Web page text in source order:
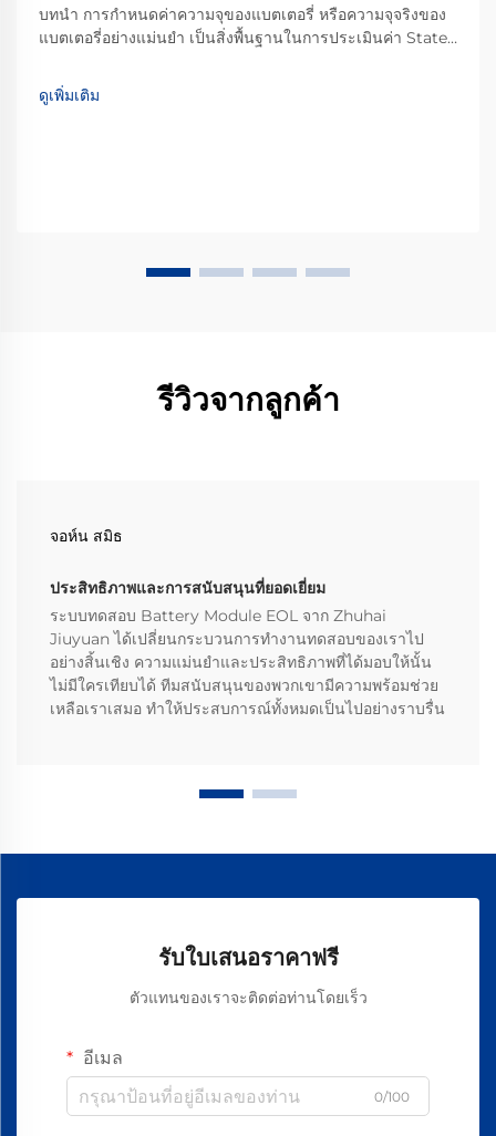
บทนำ การกำหนดค่าความจุของแบตเตอรี่ หรือความจุจริงของ
แบตเตอรี่อย่างแม่นยำ เป็นสิ่งพื้นฐานในการประเมินค่า State
และแผนก R&D ที่ทำงานกับโมดูลและแพ็กแบตเตอรี่ สิ่งนี้
จำเป็นต้องใช้...
ดูเพิ่มเติม
รีวิวจากลูกค้า
จอห์น สมิธ
ประสิทธิภาพและการสนับสนุนที่ยอดเยี่ยม
ระบบทดสอบ Battery Module EOL จาก Zhuhai
Jiuyuan ได้เปลี่ยนกระบวนการทำงานทดสอบของเราไป
อย่างสิ้นเชิง ความแม่นยำและประสิทธิภาพที่ได้มอบให้นั้น
ไม่มีใครเทียบได้ ทีมสนับสนุนของพวกเขามีความพร้อมช่วย
เหลือเราเสมอ ทำให้ประสบการณ์ทั้งหมดเป็นไปอย่างราบรื่น
รับใบเสนอราคาฟรี
ตัวแทนของเราจะติดต่อท่านโดยเร็ว
อีเมล
0/100